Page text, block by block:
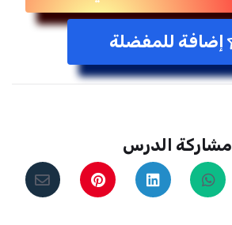
إضافة للمفضلة
مشاركة الدرس